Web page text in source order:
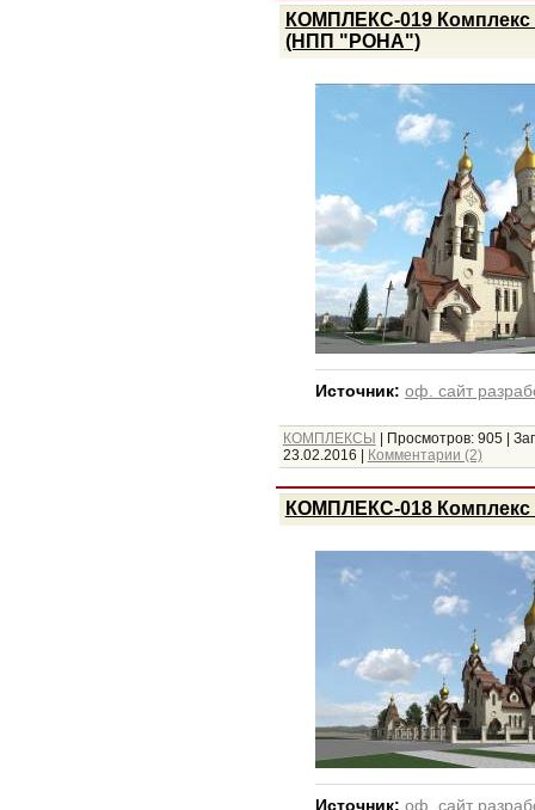
КОМПЛЕКС-019 Комплекс
(НПП "РОНА")
Источник: оф. сайт
КОМПЛЕКСЫ | Просмотров: 905|
23.02.2016 | Комментарии (2)
КОМПЛЕКС-018
Источник: оф. сайт